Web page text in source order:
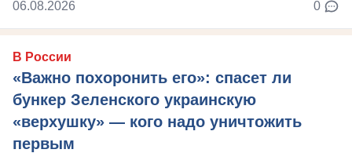
06.08.2026 0
В России
«Важно похоронить его»: спасет ли
бункер Зеленского украинскую
«верхушку» — кого надо уничтожить
первым